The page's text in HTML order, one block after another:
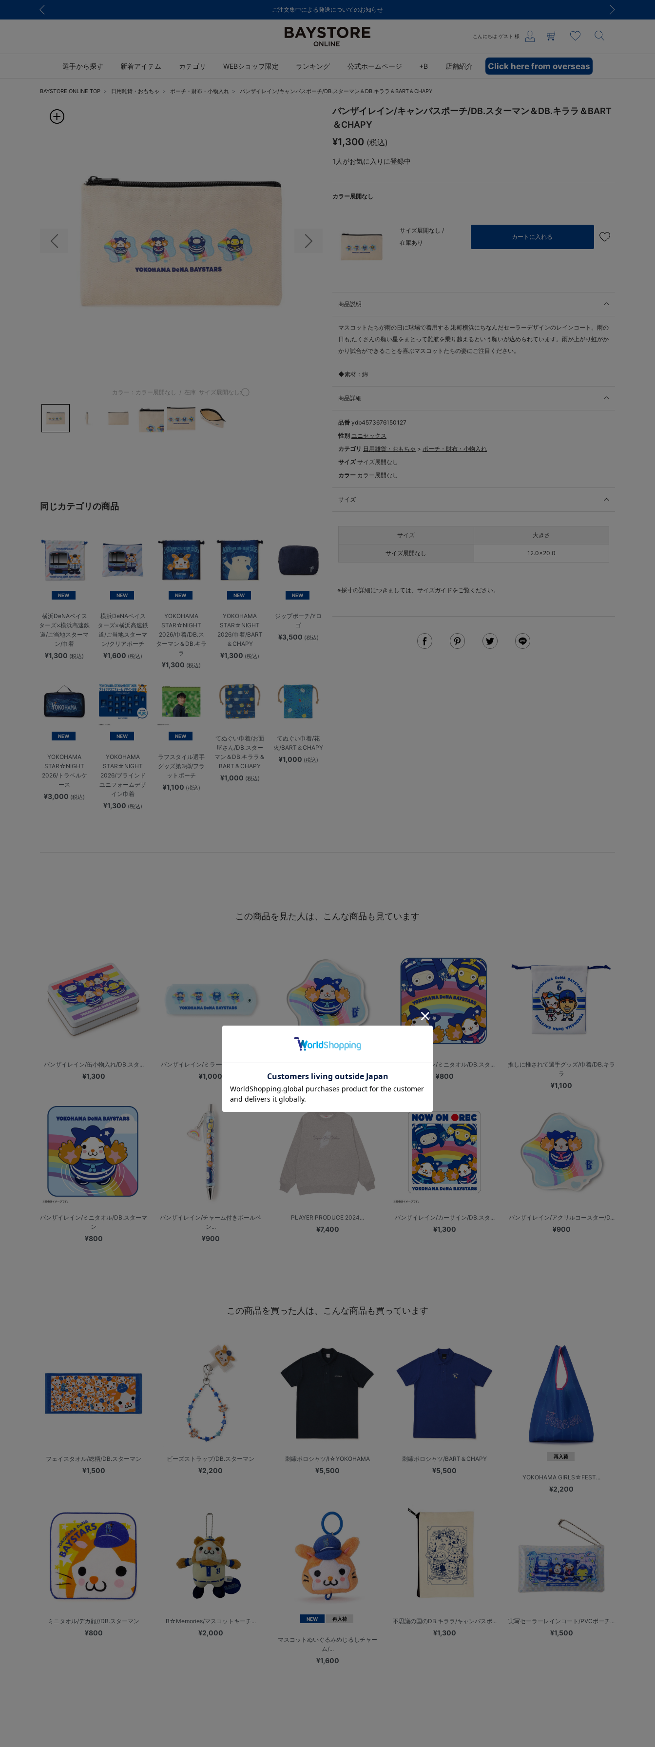
8,000円(税込)以上のご購入で送料無料
こんにちは ゲスト 様
選手から探す 新着アイテム カテゴリ WEBショップ限定 ランキング 公式ホームページ +B 店舗紹介 Click here from overseas
BAYSTORE ONLINE TOP 日用雑貨・おもちゃ ポーチ・財布・小物入れ バンザイレイン/キャンバスポーチ/DB.スターマン＆DB.キララ＆BART＆CHAPY
前の画像 次の画像
カラー：カラー展開なし / 在庫 サイズ展開なし:◯
同じカテゴリの商品
NEW
横浜DeNAベイス
ターズ×横浜高速鉄
道/ご当地スターマ
ン/巾着
¥1,300 (税込)
NEW
横浜DeNAベイス
ターズ×横浜高速鉄
道/ご当地スターマ
ン/クリアポーチ
¥1,600 (税込)
NEW
YOKOHAMA
STAR☆NIGHT
2026/巾着/DB.ス
ターマン＆DB.キラ
ラ
¥1,300 (税込)
NEW
YOKOHAMA
STAR☆NIGHT
2026/巾着/BART
＆CHAPY
¥1,300 (税込)
NEW
ジップポーチ/Yロ
ゴ
¥3,500 (税込)
NEW
YOKOHAMA
STAR☆NIGHT
2026/トラベルケ
ース
¥3,000 (税込)
NEW
YOKOHAMA
STAR☆NIGHT
2026/ブラインド
ユニフォームデザ
イン巾着
¥1,300 (税込)
NEW
ラフスタイル選手
グッズ第3弾/フラ
ットポーチ
¥1,100 (税込)
てぬぐい巾着/お面
屋さん/DB.スター
マン＆DB.キララ＆
BART＆CHAPY
¥1,000 (税込)
てぬぐい巾着/花
火/BART＆CHAPY
¥1,000 (税込)
バンザイレイン/キャンバスポーチ/DB.スターマン＆DB.キララ＆BART
＆CHAPY
¥1,300 (税込)
1 人がお気に入りに登録中
カラー展開なし
サイズ展開なし /
在庫あり
カートに入れる
商品説明
マスコットたちが雨の日に球場で着用する,港町横浜にちなんだセーラーデザインのレインコート。雨の
日も,たくさんの願い星をまとって難航を乗り越えるという願いが込められています。雨が上がり虹がか
かり試合ができることを喜ぶマスコットたちの姿にご注目ください。
◆素材：綿
商品詳細
品番 ydb4573676150127
性別 ユニセックス
カテゴリ 日用雑貨・おもちゃ > ポーチ・財布・小物入れ
サイズ サイズ展開なし
カラー カラー展開なし
サイズ
サイズ 大きさ
サイズ展開なし 12.0×20.0
※採寸の詳細につきましては、 サイズガイドをご覧ください。
この商品を見た人は、こんな商品も見ています
バンザイレイン/缶小物入れ/DB.スタ...
¥1,300
バンザイレイン/ミラー付コーム/DB....
¥1,000
バンザイレイン/アクリルコースター/D...
¥900
バンザイレイン/ミニタオル/DB.スタ...
¥800
推しに推されて選手グッズ/巾着/DB.キラ
ラ
¥1,100
バンザイレイン/ミニタオル/DB.スターマ
ン
¥800
バンザイレイン/チャーム付きボールペ
ン...
¥900
PLAYER PRODUCE 2024...
¥7,400
バンザイレイン/カーサイン/DB.スタ...
¥1,300
バンザイレイン/アクリルコースター/D...
¥900
この商品を買った人は、こんな商品も買っています
フェイスタオル/総柄/DB.スターマン
¥1,500
ビーズストラップ/DB.スターマン
¥2,200
刺繍ポロシャツ/I☆YOKOHAMA
¥5,500
刺繍ポロシャツ/BART＆CHAPY
¥5,500
再入荷
YOKOHAMA GIRLS☆FEST...
¥2,200
ミニタオル/デカ顔//DB.スターマン
¥800
B☆Memories/マスコットキーチ...
¥2,000
NEW 再入荷
マスコットぬいぐるみめじるしチャー
ム/...
¥1,600
不思議の国のDB.キララ/キャンバスポ...
¥1,300
実写セーラーレインコート/PVCポーチ...
¥1,500